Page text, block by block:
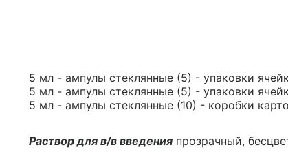
5 мл - ампулы стеклянные (5) - упаковки
5 мл - ампулы стеклянные (5) - упаковки
5 мл - ампулы стеклянные (10) - коробки
Раствор для в/в введения прозрачный,